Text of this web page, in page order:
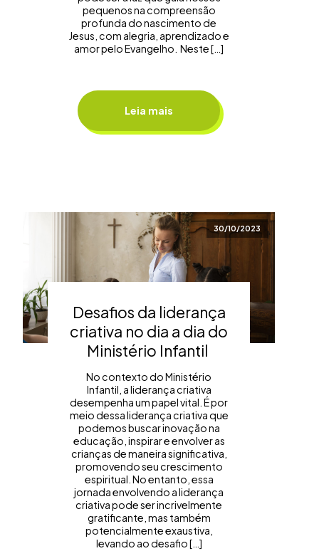
pequenos na compreensão
profunda do nascimento de
Jesus, com alegria, aprendizado e
amor pelo Evangelho. Neste […]
Leia mais
30/10/2023
Desafios da liderança
criativa no dia a dia do
Ministério Infantil
No contexto do Ministério
Infantil, a liderança criativa
desempenha um papel vital. É por
meio dessa liderança criativa que
podemos buscar inovação na
educação, inspirar e envolver as
crianças de maneira significativa,
promovendo seu crescimento
espiritual. No entanto, essa
jornada envolvendo a liderança
criativa pode ser incrivelmente
gratificante, mas também
potencialmente exaustiva,
levando ao desafio […]